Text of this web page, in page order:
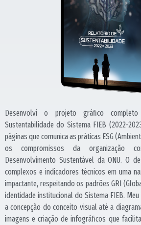
Desenvolvi o projeto gráfico
Sustentabilidade do Sistema FIEB (2022-
páginas que comunica as práticas ESG
os compromissos da organização
Desenvolvimento Sustentável da ONU. O
complexos e indicadores técnicos em uma
impactante, respeitando os padrões GRI
identidade institucional do Sistema FIEB.
a concepção do conceito visual até a
imagens e criação de infográficos que